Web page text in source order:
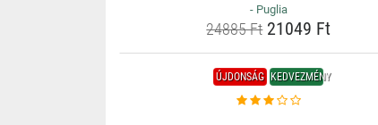
- Puglia
24885 Ft21049 Ft
ÚJDONSÁG KEDVEZMÉNY